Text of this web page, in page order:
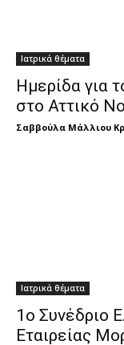
Ιατρικά θέματα
Ημερίδα για
στο Αττικό
Σαββούλα Μάλλιου
Ιατρικά θέματα
1ο Συνέδριο
Εταιρείας